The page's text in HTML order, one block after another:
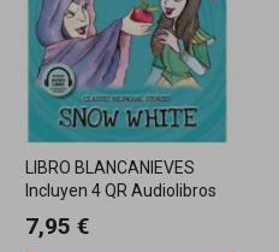
LIBRO BLANCANIEVES
Incluyen 4 QR Audiolibros
7,95 €